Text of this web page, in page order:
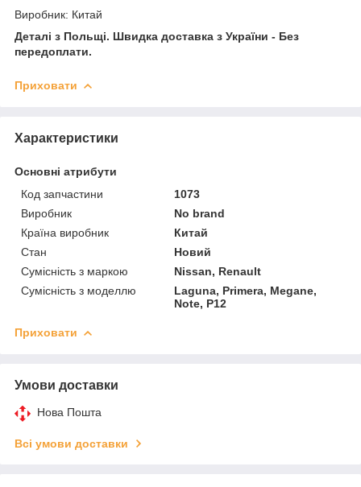
Виробник: Китай
Деталі з Польщі. Швидка доставка з України - Без
передоплати.
Приховати
Характеристики
Основні атрибути
Код запчастини
1073
Виробник
No brand
Країна виробник
Китай
Стан
Новий
Сумісність з маркою
Nissan, Renault
Сумісність з моделлю
Laguna, Primera, Megane,
Note, P12
Приховати
Умови доставки
Нова Пошта
Всі умови доставки